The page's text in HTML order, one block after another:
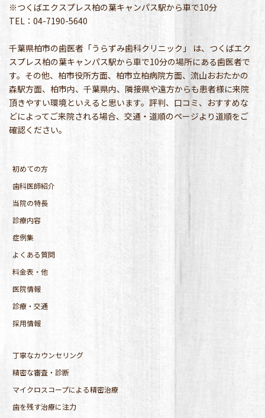
※つくばエクスプレス柏の葉キャンパス駅から車で10分
TEL：04-7190-5640
千葉県柏市の歯医者「うらずみ歯科クリニック」 は、つくばエク
スプレス柏の葉キャンパス駅から車で10分の場所にある歯医者で
す。その他、柏市役所方面、柏市立柏病院方面、流山おおたかの
森駅方面、柏市内、千葉県内、隣接県や遠方からも患者様に来院
頂きやすい環境といえると思います。評判、口コミ、おすすめな
どによってご来院される場合、交通・道順のページより道順をご
確認ください。
初めての方
歯科医師紹介
当院の特長
診療内容
症例集
よくある質問
料金表・他
医院情報
診療・交通
採用情報
丁寧なカウンセリング
精密な審査・診断
マイクロスコープによる精密治療
歯を残す治療に注力